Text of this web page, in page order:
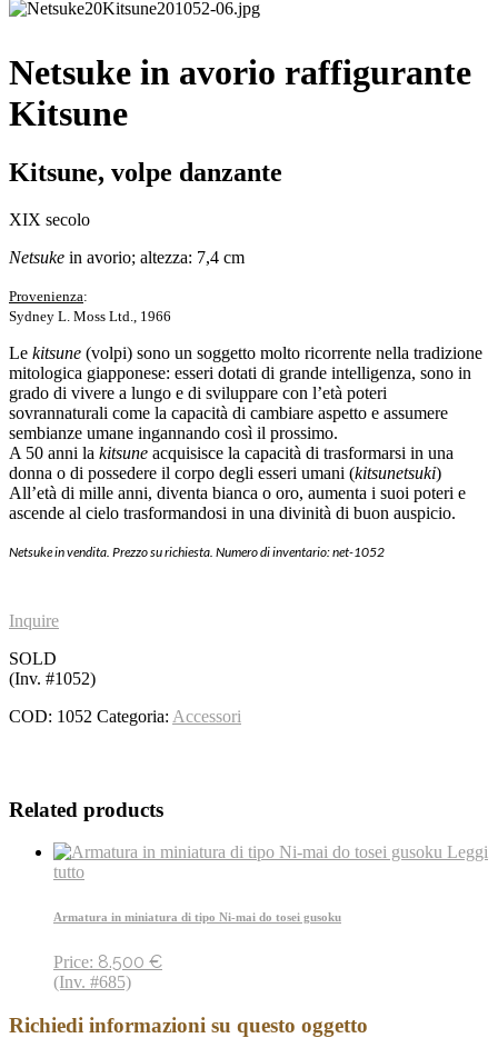
Netsuke in avorio raffigurante
Kitsune
Kitsune, volpe danzante
XIX secolo
Netsuke in avorio; altezza: 7,4 cm
Provenienza:
Sydney L. Moss Ltd., 1966
Le kitsune (volpi) sono un soggetto molto ricorrente nella tradizione
mitologica giapponese: esseri dotati di grande intelligenza, sono in
grado di vivere a lungo e di sviluppare con l’età poteri
sovrannaturali come la capacità di cambiare aspetto e assumere
sembianze umane ingannando così il prossimo.
A 50 anni la kitsune acquisisce la capacità di trasformarsi in una
donna o di possedere il corpo degli esseri umani (kitsunetsuki)
All’età di mille anni, diventa bianca o oro, aumenta i suoi poteri e
ascende al cielo trasformandosi in una divinità di buon auspicio.
Netsuke in vendita. Prezzo su richiesta. Numero di inventario: net-1052
Inquire
SOLD
(Inv. #1052)
COD: 1052 Categoria: Accessori
Related products
Leggi
tutto
Armatura in miniatura di tipo Ni-mai do tosei gusoku
Price: 8.500 €
(Inv. #685)
Richiedi informazioni su questo oggetto